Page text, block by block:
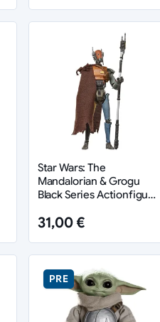
Star Wars: The
Mandalorian & Grogu
Black Series Actionfigur
15 cm
31,00 €
PRE